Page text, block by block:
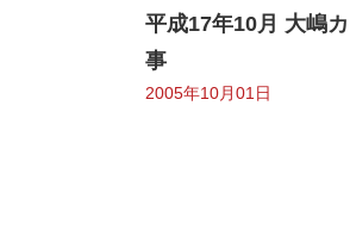
平成17年10月 大嶋
事
2005年10月01日